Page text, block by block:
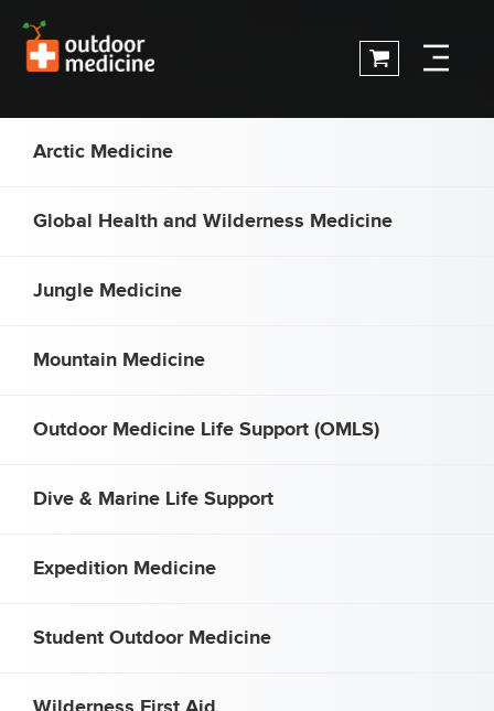
Arctic Medicine
Global Health and Wilderness Medicine
Jungle Medicine
Mountain Medicine
Outdoor Medicine Life Support (OMLS)
Dive & Marine Life Support
Expedition Medicine
Student Outdoor Medicine